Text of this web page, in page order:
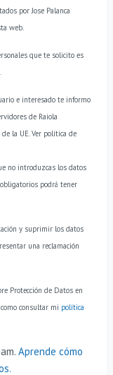
por Jose Palanca
web.
que te solicito es
e interesado te informo
de Raiola
la UE. Ver política de
no introduzcas los datos
podrá tener
y suprimir los datos
una reclamación
Protección de Datos en
consultar mi política
Aprende cómo